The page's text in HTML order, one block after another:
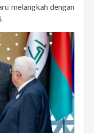
melangkah dengan